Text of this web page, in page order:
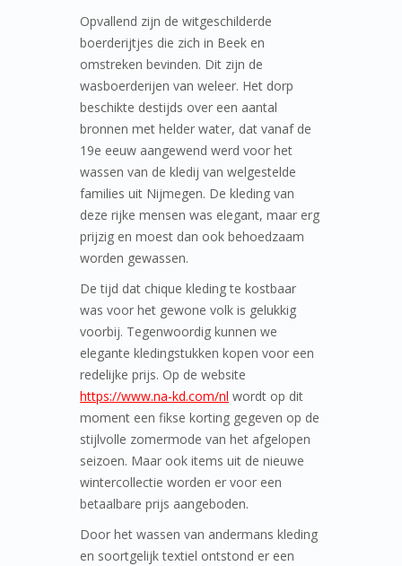
Opvallend zijn de witgeschilderde
boerderijtjes die zich in Beek en
omstreken bevinden. Dit zijn de
wasboerderijen van weleer. Het dorp
beschikte destijds over een aantal
bronnen met helder water, dat vanaf de
19e eeuw aangewend werd voor het
wassen van de kledij van welgestelde
families uit Nijmegen. De kleding van
deze rijke mensen was elegant, maar erg
prijzig en moest dan ook behoedzaam
worden gewassen.
De tijd dat chique kleding te kostbaar
was voor het gewone volk is gelukkig
voorbij. Tegenwoordig kunnen we
elegante kledingstukken kopen voor een
redelijke prijs. Op de website
https://www.na-kd.com/nl wordt op dit
moment een fikse korting gegeven op de
stijlvolle zomermode van het afgelopen
seizoen. Maar ook items uit de nieuwe
wintercollectie worden er voor een
betaalbare prijs aangeboden.
Door het wassen van andermans kleding
en soortgelijk textiel ontstond er een